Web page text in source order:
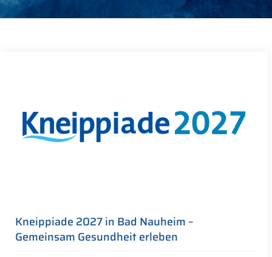
Kneippiade 2027 in Bad Nauheim –
Gemeinsam Gesundheit erleben